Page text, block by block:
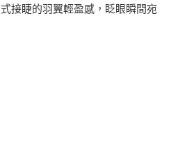
接睫的羽翼輕盈感，眨眼瞬間宛